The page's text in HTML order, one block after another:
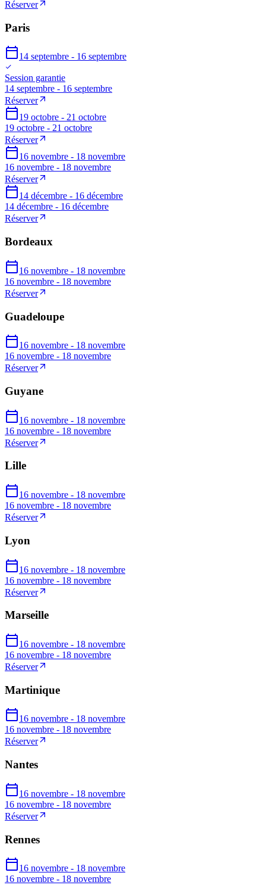
Réserver
Paris
14 septembre - 16 septembre
Session garantie
14 septembre - 16 septembre
Réserver
19 octobre - 21 octobre
19 octobre - 21 octobre
Réserver
16 novembre - 18 novembre
16 novembre - 18 novembre
Réserver
14 décembre - 16 décembre
14 décembre - 16 décembre
Réserver
Bordeaux
16 novembre - 18 novembre
16 novembre - 18 novembre
Réserver
Guadeloupe
16 novembre - 18 novembre
16 novembre - 18 novembre
Réserver
Guyane
16 novembre - 18 novembre
16 novembre - 18 novembre
Réserver
Lille
16 novembre - 18 novembre
16 novembre - 18 novembre
Réserver
Lyon
16 novembre - 18 novembre
16 novembre - 18 novembre
Réserver
Marseille
16 novembre - 18 novembre
16 novembre - 18 novembre
Réserver
Martinique
16 novembre - 18 novembre
16 novembre - 18 novembre
Réserver
Nantes
16 novembre - 18 novembre
16 novembre - 18 novembre
Réserver
Rennes
16 novembre - 18 novembre
16 novembre - 18 novembre